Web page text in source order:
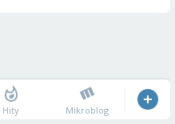
Hity Mikroblog